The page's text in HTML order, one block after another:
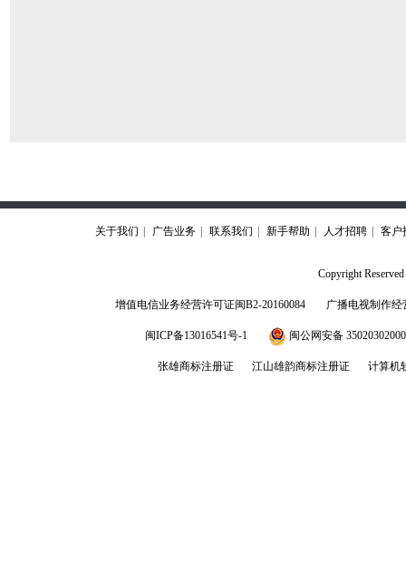
关于我们 广告业务 联系我们 新手帮助 人才招聘 客户
Copyright
增值电信业务经营许可证闽B2-20160084 广播电视制作经
闽ICP备13016541号-1 闽公网安备
张雄商标注册证 江山雄韵商标注册证 计算机